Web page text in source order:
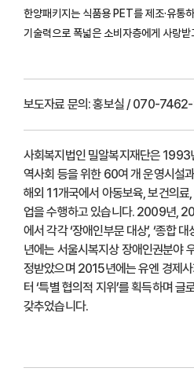
한양패키지는 식품용 PET를 제조·유통
기술력으로 폭넓은 소비자층에게 사랑받
보도자료 문의:홍보실 / 070-
사회복지법인 밀알복지재단은 1993
역사회 등을 위한 60여 개 운영시설
해외 11개국에서 아동보육, 보건의
업을 수행하고 있습니다. 2009년,
에서 각각 ‘장애인부문 대상’, ‘종합
년에는 서울시복지상 장애인권분야
정받았으며 2015년에는 유엔 경제
터 ‘특별 협의적 지위’를 획득하며
갖추었습니다.